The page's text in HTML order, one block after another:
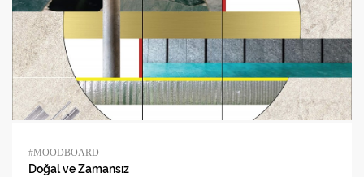
#MOODBOARD
Doğal ve Zamansız